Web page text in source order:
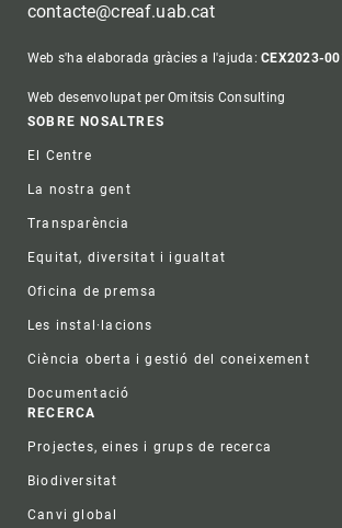
contacte@creaf.uab.cat
Web s'ha elaborada gràcies a l'ajuda:CEX2023-
Web desenvolupat per Omitsis Consulting
Footer
SOBRE NOSALTRES
El Centre
La nostra gent
Transparència
Equitat, diversitat i igualtat
Oficina de premsa
Les instal·lacions
Ciència oberta i gestió del coneixement
Documentació
RECERCA
Projectes, eines i grups de recerca
Biodiversitat
Canvi global